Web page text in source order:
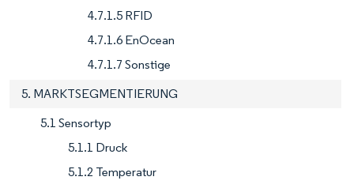
4.7.1.5 RFID
4.7.1.6 EnOcean
4.7.1.7 Sonstige
5. MARKTSEGMENTIERUNG
5.1 Sensortyp
5.1.1 Druck
5.1.2 Temperatur